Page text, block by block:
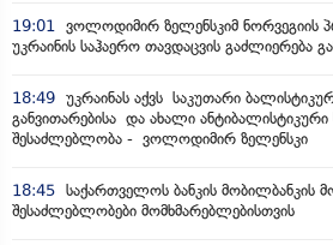
19:01
ვოლოდიმირ ზელენსკიმ ნორვეგიის
უკრაინის საჰაერო თავდაცვის გაძლიერება
18:49 უკრაინას აქვს საკუთარი
განვითარებისა და ახალი ანტიბალისტიკური
შესაძლებლობა - ვოლოდიმირ ზელენსკი
18:45 საქართველოს ბანკის მობილბანკის
შესაძლებლობები მომხმარებლებისთვის